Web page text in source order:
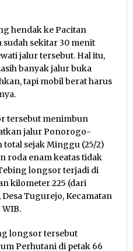
hendak ke Pacitan
sekitar 30 menit
jalur tersebut. Hal itu,
banyak jalur buka
tapi mobil berat harus
tersebut menimbun
jalur Ponorogo-
sejak Minggu (25/2)
roda enam keatas tidak
longsor terjadi di
kilometer 225 (dari
Tugurejo, Kecamatan
longsor tersebut
Perhutani di petak 66